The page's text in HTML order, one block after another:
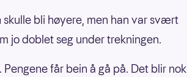
bli høyere, men han var svært
jo doblet seg under trekningen.
får bein å gå på. Det blir nok